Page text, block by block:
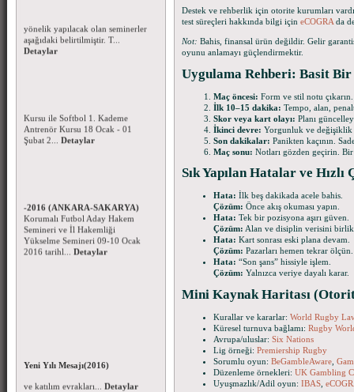
aşağıdaki belirtilmiştir. T...
Detaylar
Antrenör Kursu 18 Ocak - 01
Şubat 2...Detaylar
Korumalı Futbol Aday Hakem
Semineri ve İl Hakemliği
Yükselme Semineri 09-10 Ocak
2016 tarihl...Detaylar
Yeni Yılınızı en içten dileklerimle
başarılar temennisiyl...Detaylar
Destek ve rehberlik için otorite kurumları
test süreçleri hakkında bilgi için eCOGRA da
Not: Bahis, finansal ürün değildir. Gelir
oyunu anlamayı güçlendirmektir.
Uygulama Rehberi: Basit Bir
Maç öncesi: Form ve stil notu çıkarın.
İlk 10–15 dakika: Tempo, alan,
Skor veya kart olayı: Planı
İkinci devre: Yorgunluk ve değişiklik
Son dakikalar: Panikten kaçının.
Maç sonu: Notları gözden geçirin. Bir
Sık Yapılan Hatalar ve Hızlı
Hata: İlk beş dakikada acele bahis.
Çözüm: Önce akış okuması yapın.
Hata: Tek bir pozisyona aşırı güven.
Çözüm: Alan ve disiplin verisini
Hata: Kart sonrası eski plana devam.
Çözüm: Pazarları hemen tekrar ölçün.
Hata: “Son şans” hissiyle işlem.
Çözüm: Yalnızca veriye dayalı karar.
Mini Kaynak Haritası
Kurallar ve kararlar: World Rugby
Küresel turnuva bağlamı: Rugby
Avrupa/uluslar: Six Nations
Lig örneği: Premiership Rugby
Sorumlu oyun: BeGambleAware
Düzenleme örnekleri: UK Gambling
Uyuşmazlık/Adil oyun: IBAS